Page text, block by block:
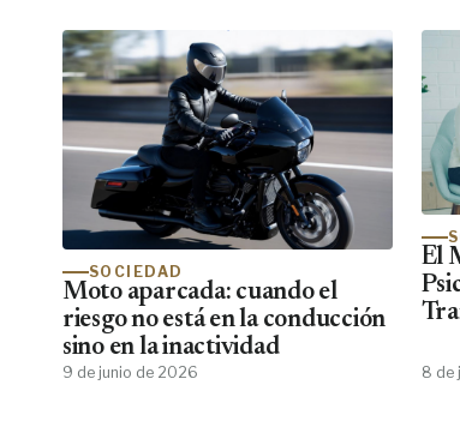
SOCIEDAD
Moto aparcada: cuando el
riesgo no está en la conducción
sino en la inactividad
9 de junio de 2026
El
de
8 de